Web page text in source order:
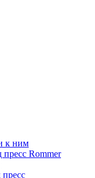
к ним
Rommer